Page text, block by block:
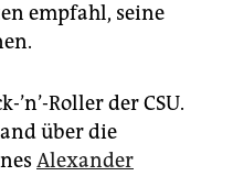
empfahl, seine
Roller der CSU.
über die
Alexander